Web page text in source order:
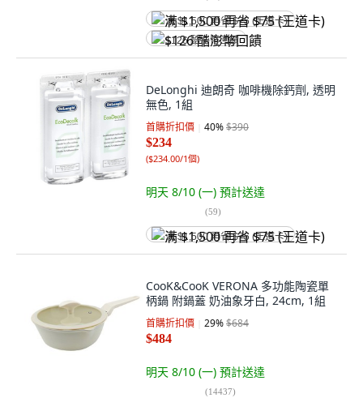
满 $1,500 再省 $75 (王道卡)
$126 酷澎幣回饋
DeLonghi 迪朗奇 咖啡機除鈣劑, 透明
無色, 1組
首購折扣價 40%$390
$234
($234.00/1個)
明天 8/10 (一) 預計送達
(59)
满 $1,500 再省 $75 (王道卡)
CooK&CooK VERONA 多功能陶瓷單
柄鍋 附鍋蓋 奶油象牙白, 24cm, 1組
首購折扣價 29%$684
$484
明天 8/10 (一) 預計送達
(14437)